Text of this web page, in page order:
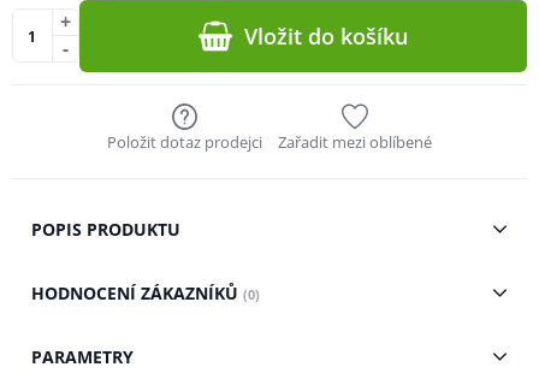
-
+ Vložit do košíku
Položit dotaz prodejci Zařadit mezi oblíbené
POPIS PRODUKTU
HODNOCENÍ ZÁKAZNÍKŮ (0)
PARAMETRY